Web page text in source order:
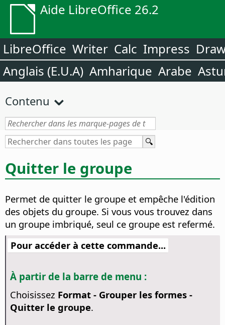
Aide LibreOffice 26.2
LibreOffice Writer Calc Impress
Anglais (E.U.A) Amharique Arabe
Contenu
Quitter le groupe
Permet de quitter le groupe et empêche l'édition
des objets du groupe. Si vous vous trouvez dans
un groupe imbriqué, seul ce groupe est refermé.
Pour accéder à cette commande...
À partir de la barre de menu :
Choisissez Format - Grouper les formes -
Quitter le groupe.